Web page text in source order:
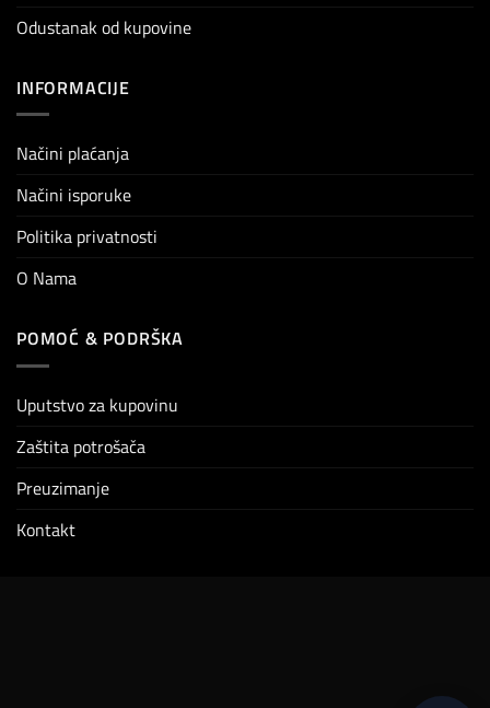
Odustanak od kupovine
INFORMACIJE
Načini plaćanja
Načini isporuke
Politika privatnosti
O Nama
POMOĆ & PODRŠKA
Uputstvo za kupovinu
Zaštita potrošača
Preuzimanje
Kontakt